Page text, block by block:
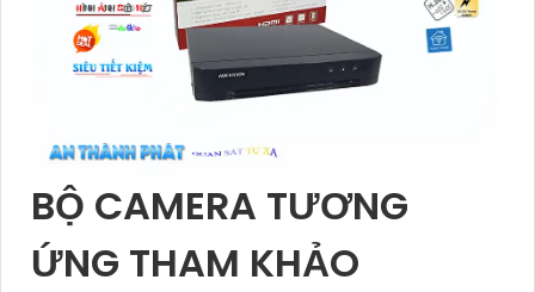
BỘ CAMERA TƯƠNG
ỨNG THAM KHẢO